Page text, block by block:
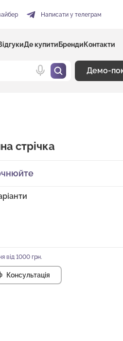
Написати у телеграм
Де купити Бренди Контакти
Демо-
стрічка
від 1000 грн.
Консультація